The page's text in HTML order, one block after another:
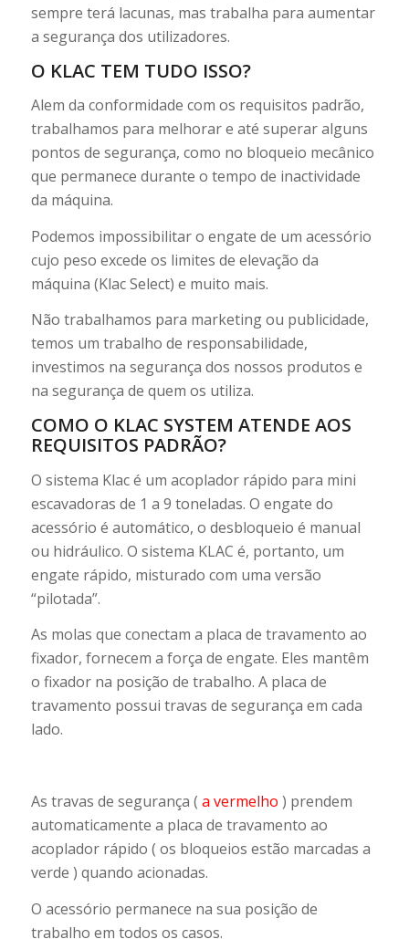
sempre terá lacunas, mas trabalha para aumentar
a segurança dos utilizadores.
O KLAC TEM TUDO ISSO?
Alem da conformidade com os requisitos padrão,
trabalhamos para melhorar e até superar alguns
pontos de segurança, como no bloqueio mecânico
que permanece durante o tempo de inactividade
da máquina.
Podemos impossibilitar o engate de um acessório
cujo peso excede os limites de elevação da
máquina (Klac Select) e muito mais.
Não trabalhamos para marketing ou publicidade,
temos um trabalho de responsabilidade,
investimos na segurança dos nossos produtos e
na segurança de quem os utiliza.
COMO O KLAC SYSTEM ATENDE AOS
REQUISITOS PADRÃO?
O sistema Klac é um acoplador rápido para mini
escavadoras de 1 a 9 toneladas. O engate do
acessório é automático, o desbloqueio é manual
ou hidráulico. O sistema KLAC é, portanto, um
engate rápido, misturado com uma versão
“pilotada”.
As molas que conectam a placa de travamento ao
fixador, fornecem a força de engate. Eles mantêm
o fixador na posição de trabalho. A placa de
travamento possui travas de segurança em cada
lado.
As travas de segurança ( a vermelho ) prendem
automaticamente a placa de travamento ao
acoplador rápido ( os bloqueios estão marcadas a
verde ) quando acionadas.
O acessório permanece na sua posição de
trabalho em todos os casos.